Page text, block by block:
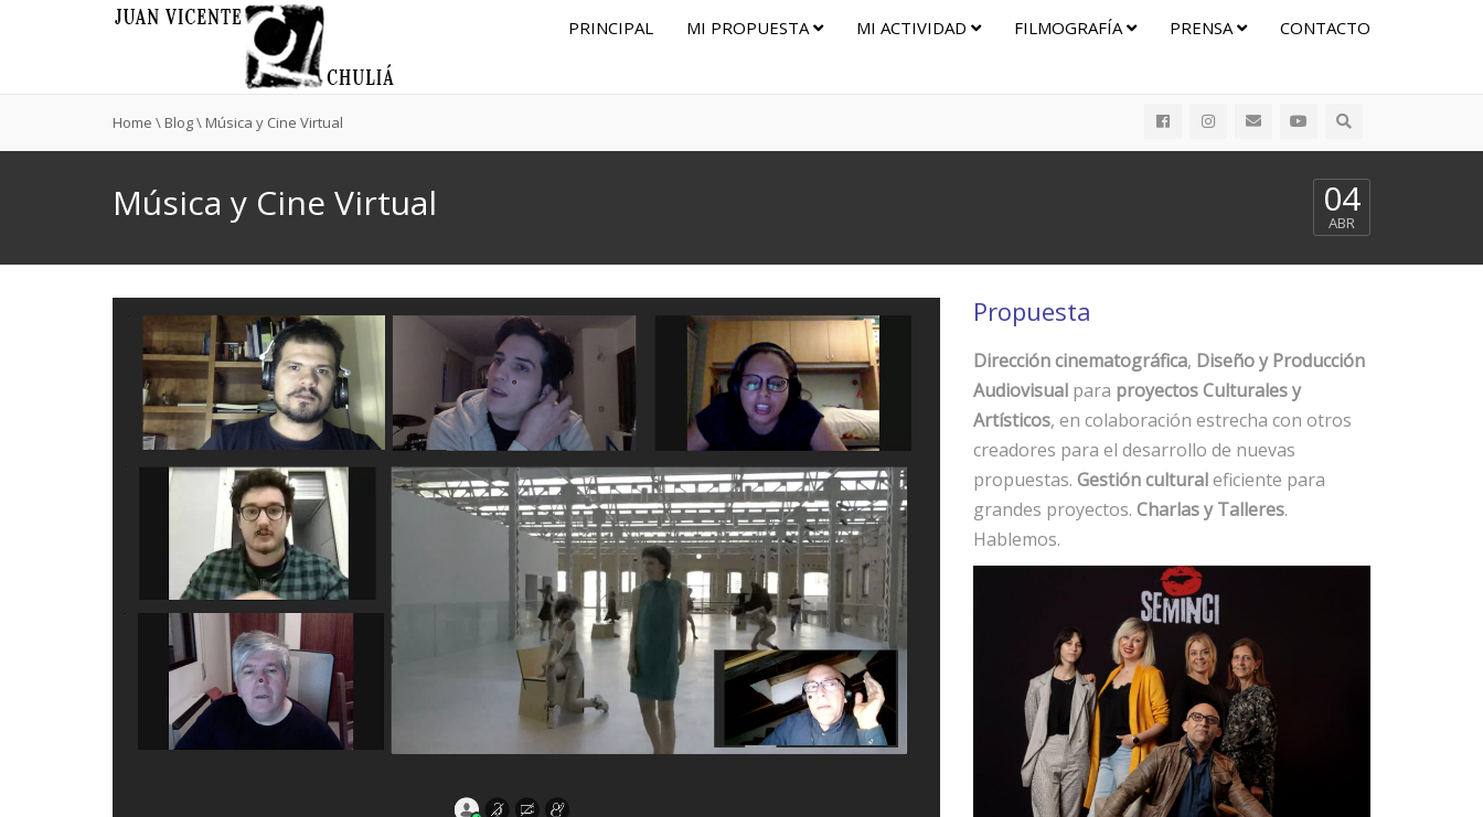
PRINCIPAL MI PROPUESTA MI ACTIVIDAD FILMOGRAFÍA PRENSA CONTACTO
Home \ Blog\ Música y Cine Virtual
Música y Cine Virtual 04
ABR
Propuesta
Dirección cinematográfica, Diseño y Producción
Audiovisual para proyectos Culturales y
Artísticos, en colaboración estrecha con otros
creadores para el desarrollo de nuevas
propuestas. Gestión culturaleficiente para
grandes proyectos. Charlas y Talleres.
Hablemos.